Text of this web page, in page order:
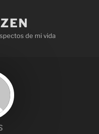
de mi vida